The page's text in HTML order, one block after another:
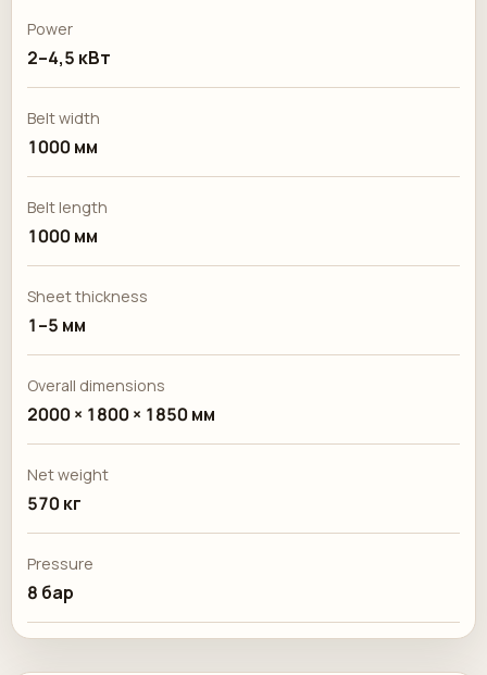
Power
2–4,5 кВт
Belt width
1000 мм
Belt length
1000 мм
Sheet thickness
1–5 мм
Overall dimensions
2000 × 1800 × 1850 мм
Net weight
570 кг
Pressure
8 бар